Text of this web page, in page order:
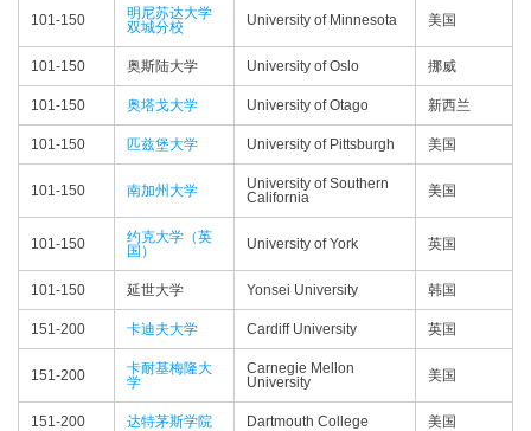
101-150
明尼苏达大学
双城分校
University of Minnesota 美国
101-150 奥斯陆大学 University of Oslo 挪威
101-150 奥塔戈大学 University of Otago 新西兰
101-150 匹兹堡大学 University of Pittsburgh 美国
101-150 南加州大学
University of Southern
California
美国
101-150
约克大学（英
国）
University of York 英国
101-150 延世大学 Yonsei University 韩国
151-200 卡迪夫大学 Cardiff University 英国
151-200
卡耐基梅隆大
学
Carnegie Mellon
University
美国
151-200 达特茅斯学院 Dartmouth College 美国